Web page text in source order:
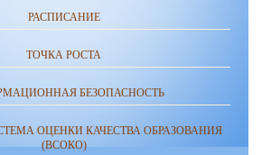
РАСПИСАНИЕ
ТОЧКА РОСТА
БЕЗОПАСНОСТЬ
ОЦЕНКИ КАЧЕСТВА ОБРАЗОВАНИЯ
(ВСОКО)